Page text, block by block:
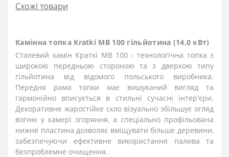
Схожі товари
Камінна топка Kratki MB 100 гільйотина (14,0 кВт)
Сталевий камін Краткі MB 100 - технологічна топка з
широкою передньою стороною та з дверкою типу
гільйотина від відомого польського виробника.
Передня рама топки має вишуканий вигляд та
гармонійно вписується в стильні сучасні інтер'єри.
Декоративне жаростійке скло візуально збільшує огляд
вогню у камері згоряння, а спеціально профільована
нижня пластина дозволяє вміщувати більше деревини,
забезпечуючи ефективне використання палива та
безпроблемне очищення.